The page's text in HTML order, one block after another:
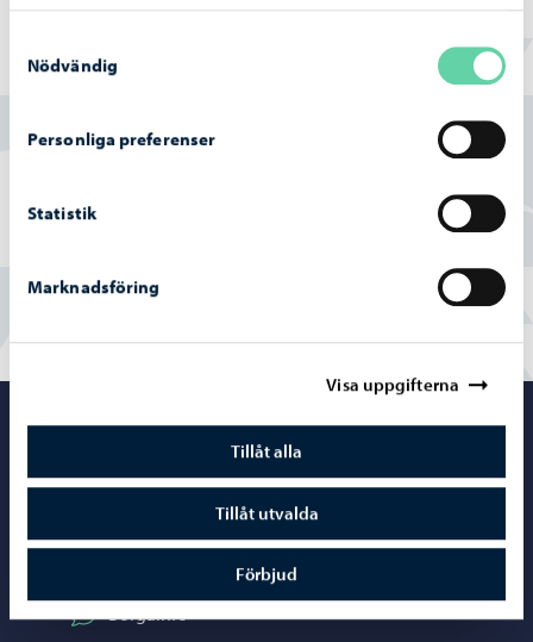
Nödvändig
Personliga preferenser
Statistik
Marknadsföring
Visa uppgifterna
Tillåt alla
Tillåt utvalda
Förbjud
Hittade du vad du sökte?
Porvoo – Gå
Kontaktuppgifter
Borgåinfo